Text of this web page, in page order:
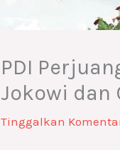
PDI
Jokowi dan
Tinggalkan